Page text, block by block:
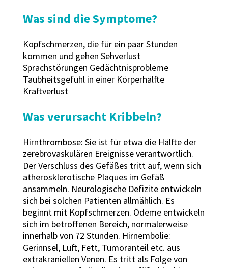
Was sind die Symptome?
Kopfschmerzen, die für ein paar Stunden
kommen und gehen Sehverlust
Sprachstörungen Gedächtnisprobleme
Taubheitsgefühl in einer Körperhälfte
Kraftverlust
Was verursacht Kribbeln?
Hirnthrombose: Sie ist für etwa die Hälfte der
zerebrovaskulären Ereignisse verantwortlich.
Der Verschluss des Gefäßes tritt auf, wenn sich
atherosklerotische Plaques im Gefäß
ansammeln. Neurologische Defizite entwickeln
sich bei solchen Patienten allmählich. Es
beginnt mit Kopfschmerzen. Ödeme entwickeln
sich im betroffenen Bereich, normalerweise
innerhalb von 72 Stunden. Hirnembolie:
Gerinnsel, Luft, Fett, Tumoranteil etc. aus
extrakraniellen Venen. Es tritt als Folge von